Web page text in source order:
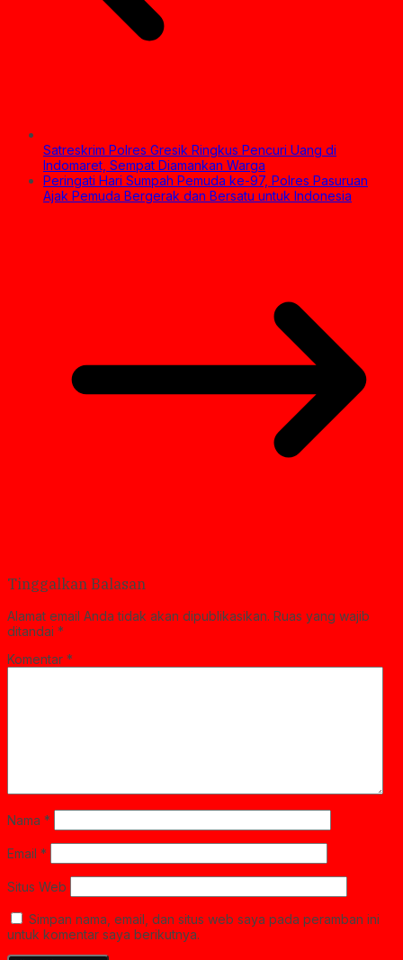
Satreskrim Polres Gresik Ringkus Pencuri Uang di
Indomaret, Sempat Diamankan Warga
Peringati Hari Sumpah Pemuda ke-97, Polres Pasuruan
Ajak Pemuda Bergerak dan Bersatu untuk Indonesia
Tinggalkan Balasan
Alamat email Anda tidak akan dipublikasikan. Ruas yang wajib
ditandai *
Komentar *
Nama *
Email *
Situs Web
Simpan nama, email, dan situs web saya pada peramban ini
untuk komentar saya berikutnya.